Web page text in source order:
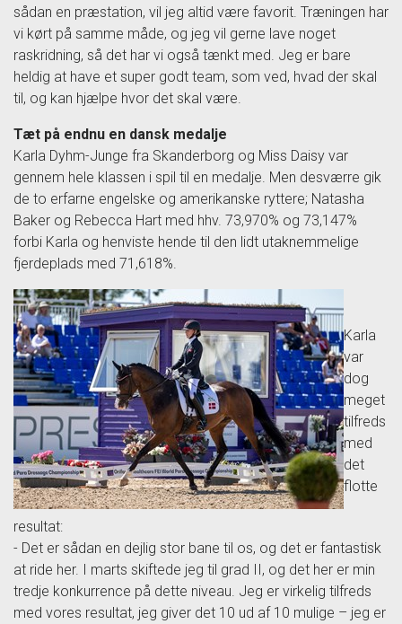
sådan en præstation, vil jeg altid være favorit. Træningen har
vi kørt på samme måde, og jeg vil gerne lave noget
raskridning, så det har vi også tænkt med. Jeg er bare
heldig at have et super godt team, som ved, hvad der skal
til, og kan hjælpe hvor det skal være.
Tæt på endnu en dansk medalje
Karla Dyhm-Junge fra Skanderborg og Miss Daisy var
gennem hele klassen i spil til en medalje. Men desværre gik
de to erfarne engelske og amerikanske ryttere; Natasha
Baker og Rebecca Hart med hhv. 73,970% og 73,147%
forbi Karla og henviste hende til den lidt utaknemmelige
fjerdeplads med 71,618%.
Karla
var
dog
meget
tilfreds
med
det
flotte
resultat:
- Det er sådan en dejlig stor bane til os, og det er fantastisk
at ride her. I marts skiftede jeg til grad II, og det her er min
tredje konkurrence på dette niveau. Jeg er virkelig tilfreds
med vores resultat, jeg giver det 10 ud af 10 mulige – jeg er